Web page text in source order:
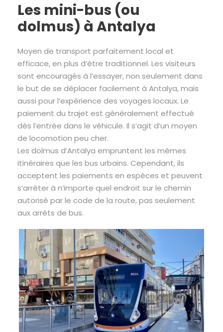
Les mini-bus (ou
dolmus) à Antalya
Moyen de transport parfaitement local et
efficace, en plus d’être traditionnel. Les visiteurs
sont encouragés à l’essayer, non seulement dans
le but de se déplacer facilement à Antalya, mais
aussi pour l’expérience des voyages locaux. Le
paiement du trajet est généralement effectué
dès l’entrée dans le véhicule. Il s’agit d’un moyen
de locomotion peu cher.
Les dolmus d’Antalya empruntent les mêmes
itinéraires que les bus urbains. Cependant, ils
acceptent les paiements en espèces et peuvent
s’arrêter à n’importe quel endroit sur le chemin
autorisé par le code de la route, pas seulement
aux arrêts de bus.